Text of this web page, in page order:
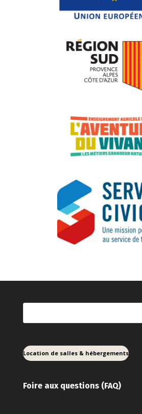
Location de salles & hébergements
Foire aux questions (FAQ)